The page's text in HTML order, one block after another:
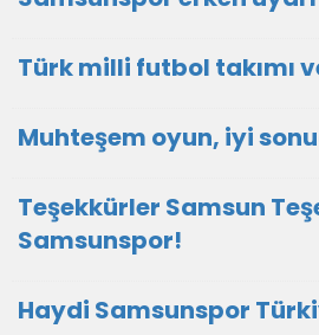
Türk milli futbol takımı
Muhteşem oyun, iyi
Teşekkürler Samsun
Samsunspor!
Haydi Samsunspor